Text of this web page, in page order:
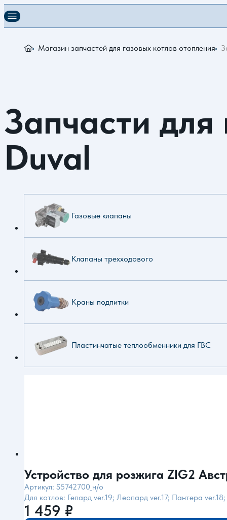
Магазин запчастей для газовых котлов отопления
Запчасти для
Duval
Газовые клапаны
Клапаны трехходового
Краны подпитки
Пластинчатые теплообменники для ГВС
Устройство для розжига ZIG2
Артикул: S5742700_н/о
Для котлов: Гепард ver.19; Леопард ver.17; Пантера
1 459 ₽